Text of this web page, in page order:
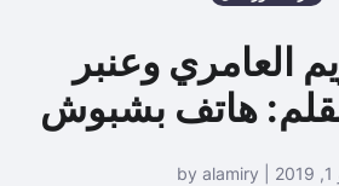
العامري وعنبر